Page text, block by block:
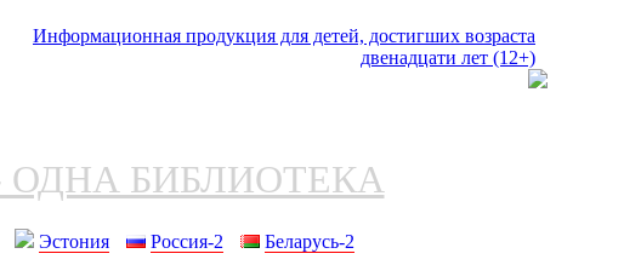
БИБЛИОТЕКА
Эстония Россия-2
Беларусь-2